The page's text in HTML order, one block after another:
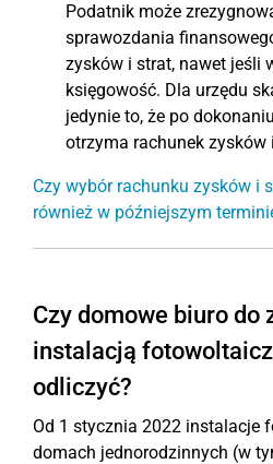
Podatnik może
sprawozdania
zysków i strat, nawet jeśli
księgowość. Dla urzędu
jedynie to, że po
otrzyma rachunek zysków
Czy wybór rachunku zysków i
również w późniejszym
Czy domowe biuro do
instalacją
odliczyć?
Od 1 stycznia 2022 instalacje
domach jednorodzinnych (w